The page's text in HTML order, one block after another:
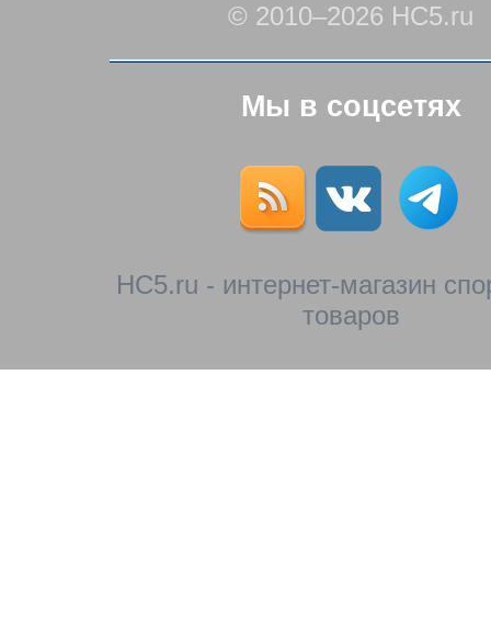
© 2010–2026 HC5.ru
Мы в соцсетях
HC5.ru - интернет-магазин
товаров